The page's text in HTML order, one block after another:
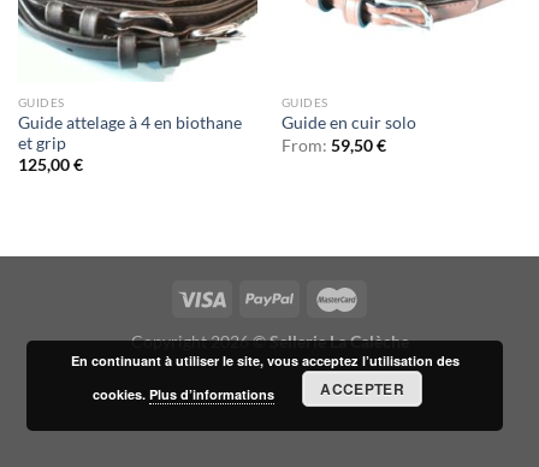
GUIDES
Guide attelage à 4 en biothane
et grip
125,00€
GUIDES
Guide en cuir solo
From: 59,50€
Copyright 2026 ©Sellerie La Calèche
En continuant à utiliser le site, vous acceptez l’utilisation des
cookies.Plus d’informations ACCEPTER